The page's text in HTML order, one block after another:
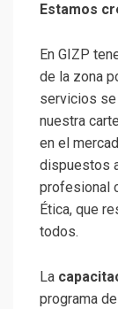
Estamos
En GIZP
de la zona
servicios se
nuestra
en el
dispuestos
profesional
Ética, que
todos.
La
programa